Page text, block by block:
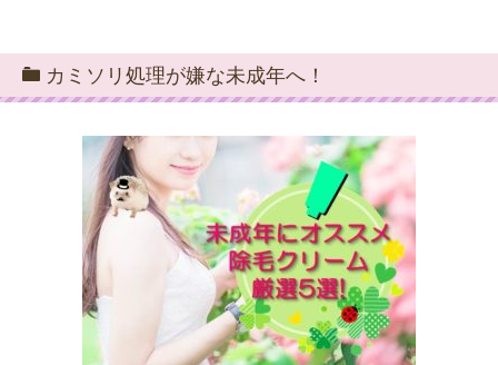
カミソリ処理が嫌な未成年へ！